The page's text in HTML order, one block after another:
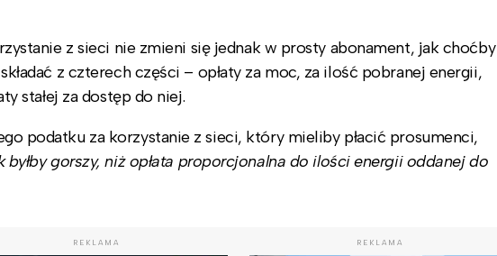
z sieci nie zmieni się jednak w prosty abonament, jak choćby
z czterech części – opłaty za moc, za ilość pobranej energii,
stałej za dostęp do niej.
podatku za korzystanie z sieci, który mieliby płacić prosumenci,
byłby gorszy, niż opłata proporcjonalna do ilości energii oddanej do
REKLAMA REKLAMA